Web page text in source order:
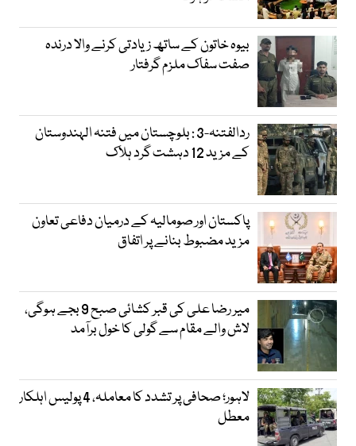
بیوہ خاتون کے ساتھ زیادتی کرنے والا درندہ
صفت سفاک ملزم گرفتار
ردالفتنہ-3 : بلوچستان میں فتنہ الہندوستان
کے مزید 12 دہشت گرد ہلاک
پاکستان اور صومالیہ کے درمیان دفاعی تعاون
مزید مضبوط بنانے پر اتفاق
میر رضا علی کی قبر کشائی صبح 9 بجے ہوگی،
لاش والے مقام سے گولی کا خول برآمد
لاہور؛ صحافی پر تشدد کا معاملہ، 4 پولیس اہلکار
معطل